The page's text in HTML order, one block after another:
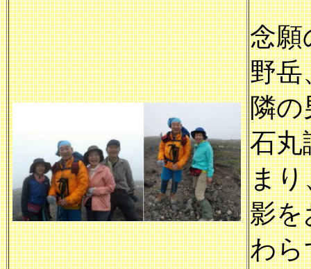
念願
野岳
隣の
石
まり
影を
わら